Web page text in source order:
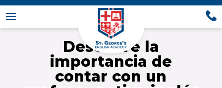
Descubre la
importancia de
contar con un